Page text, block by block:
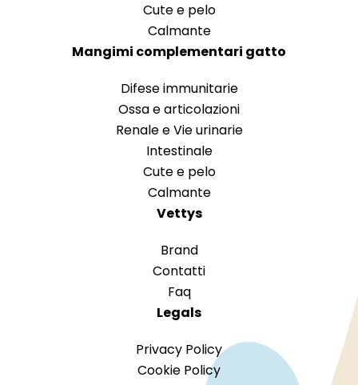
Cute e pelo
Calmante
Mangimi complementari gatto
Difese immunitarie
Ossa e articolazioni
Renale e Vie urinarie
Intestinale
Cute e pelo
Calmante
Vettys
Brand
Contatti
Faq
Legals
Privacy Policy
Cookie Policy